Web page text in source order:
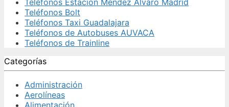
Teléfonos Bolt
Teléfonos Taxi Guadalajara
Teléfonos de Autobuses AUVACA
Teléfonos de Trainline
Categorías
Administración
Aerolíneas
Alimentación